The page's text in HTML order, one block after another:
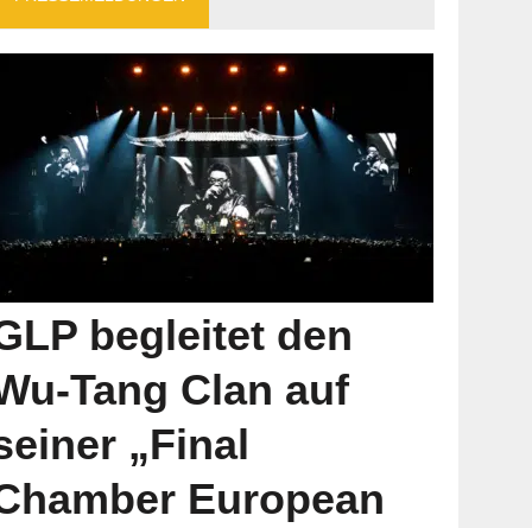
begleitet den
Tang Clan auf
„Final
European